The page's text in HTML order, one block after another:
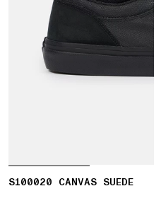
S100020 CANVAS SUEDE